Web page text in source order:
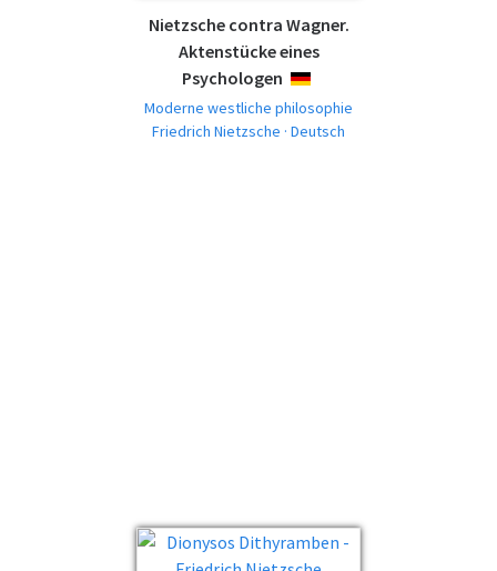
Nietzsche contra Wagner.
Aktenstücke eines
Psychologen
DEUTSCH
Moderne westliche philosophie
Friedrich Nietzsche · Deutsch